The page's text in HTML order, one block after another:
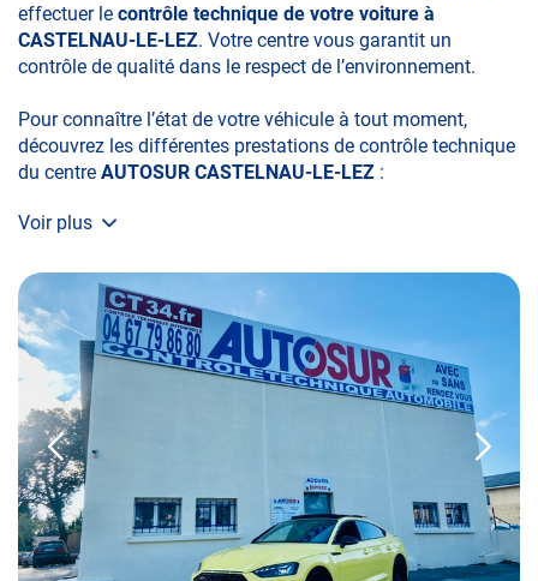
effectuer le contrôle technique de votre voiture à
CASTELNAU-LE-LEZ. Votre centre vous garantit un
contrôle de qualité dans le respect de l’environnement.
Pour connaître l’état de votre véhicule à tout moment,
découvrez les différentes prestations de contrôle technique
du centre AUTOSUR CASTELNAU-LE-LEZ :
• le contrôle technique obligatoire
• la contre-visite
• le contrôle pollution
• le contrôle des véhicules hybrides ou électriques
• le contrôle technique des véhicules GPL/Gaz*
• le pré-contrôle contrôle technique ou contrôle technique
volontaire / partiel
N’attendez plus pour votre sécurité et faire vérifier votre
Voir plus